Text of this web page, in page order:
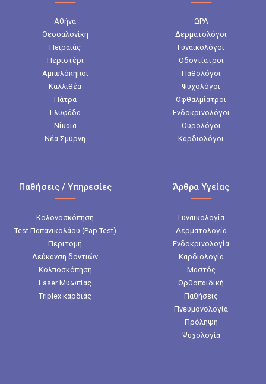
Αθήνα
Θεσσαλονίκη
Πειραιάς
Περιστέρι
Αμπελόκηποι
Καλλιθέα
Πάτρα
Γλυφάδα
Νίκαια
Νέα Σμύρνη
ΩΡΛ
Δερματολόγοι
Γυναικολόγοι
Οδοντίατροι
Παθολόγοι
Ψυχολόγοι
Οφθαλμίατροι
Ενδοκρινολόγοι
Ουρολόγοι
Καρδιολόγοι
Παθήσεις / Υπηρεσίες
Κολονοσκόπηση
Test Παπανικολάου (Pap Test)
Περιτομή
Λεύκανση δοντιών
Κολποσκόπηση
Laser Μυωπίας
Triplex καρδιάς
Άρθρα Υγείας
Γυναικολογία
Δερματολογία
Ενδοκρινολογία
Καρδιολογία
Μαστός
Ορθοπαιδική
Παθήσεις
Πνευμονολογία
Πρόληψη
Ψυχολογία